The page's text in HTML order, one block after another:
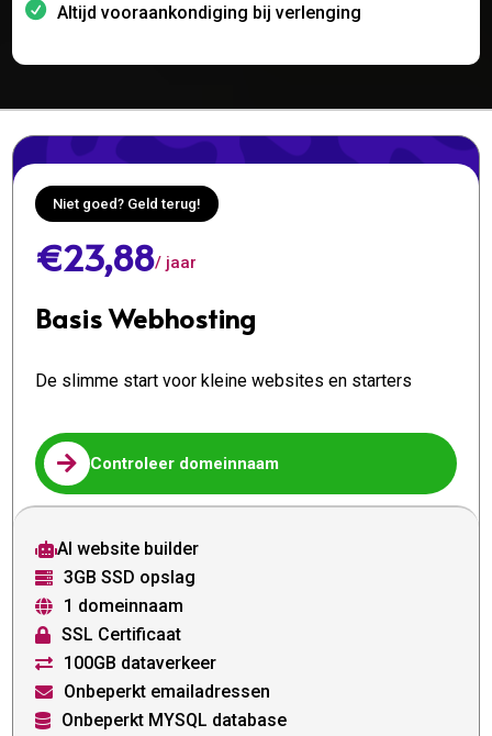
Altijd vooraankondiging bij verlenging
Niet goed? Geld terug!
€23,88/ jaar
Basis Webhosting
De slimme start voor kleine websites en starters
 Controleer domeinnaam
AI website builder
 3GB SSD opslag
 1 domeinnaam
 SSL Certificaat
 100GB dataverkeer
 Onbeperkt emailadressen
 Onbeperkt MYSQL database